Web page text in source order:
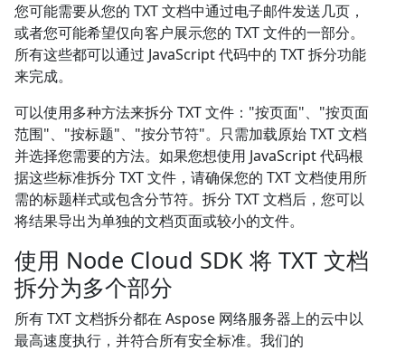
您可能需要从您的 TXT 文档中通过电子邮件发送几页，
或者您可能希望仅向客户展示您的 TXT 文件的一部分。
所有这些都可以通过 JavaScript 代码中的 TXT 拆分功能
来完成。
可以使用多种方法来拆分 TXT 文件："按页面"、"按页面
范围"、"按标题"、"按分节符"。只需加载原始 TXT 文档
并选择您需要的方法。如果您想使用 JavaScript 代码根
据这些标准拆分 TXT 文件，请确保您的 TXT 文档使用所
需的标题样式或包含分节符。拆分 TXT 文档后，您可以
将结果导出为单独的文档页面或较小的文件。
使用 Node Cloud SDK 将 TXT 文档
拆分为多个部分
所有 TXT 文档拆分都在 Aspose 网络服务器上的云中以
最高速度执行，并符合所有安全标准。我们的